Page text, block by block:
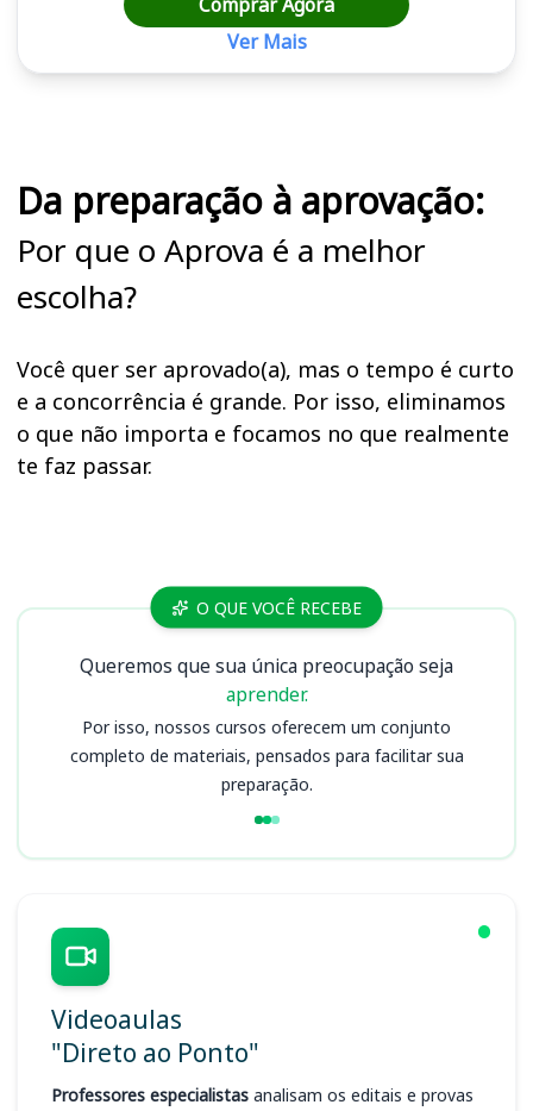
Ver Mais
Da preparação à aprovação:
Por que o Aprova é a melhor
escolha?
Você quer ser aprovado(a), mas o tempo é curto
e a concorrência é grande. Por isso, eliminamos
o que não importa e focamos no que realmente
te faz passar.
Cursos O QUE VOCÊ RECEBE
Queremos que sua única preocupação seja
aprender.
Por isso, nossos cursos oferecem um conjunto
completo de materiais, pensados para facilitar sua
preparação.
Videoaulas
"Direto ao Ponto"
Professores especialistas analisam os editais e provas